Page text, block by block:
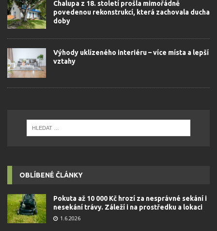
Chalupa z 18. století prošla mimořádně
povedenou rekonstrukcí, která zachovala ducha
doby
Výhody uklízeného interiéru – více místa a lepší
vztahy
OBLÍBENÉ ČLÁNKY
Pokuta až 10 000 Kč hrozí za nesprávné sekání i
nesekání trávy. Záleží i na prostředku a lokaci
1.6.2026